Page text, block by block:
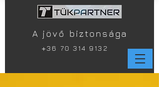
A jövő biztonsága
+36 70 314 9132